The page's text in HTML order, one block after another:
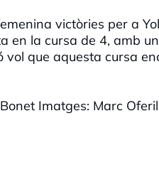
victòries per a
en la cursa de 4, amb
vol que aquesta cursa
Imatges: Marc Oferil